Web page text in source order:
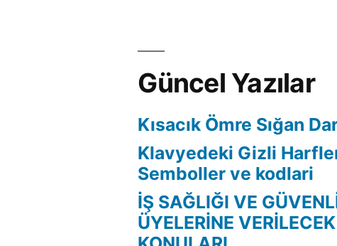
Güncel Yazılar
Kısacık Ömre Sığan
Klavyedeki Gizli
Semboller ve kodlari
İŞ SAĞLIĞI VE
ÜYELERİNE